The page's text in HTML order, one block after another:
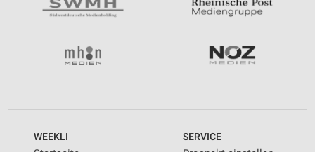
WEEKLI SERVICE